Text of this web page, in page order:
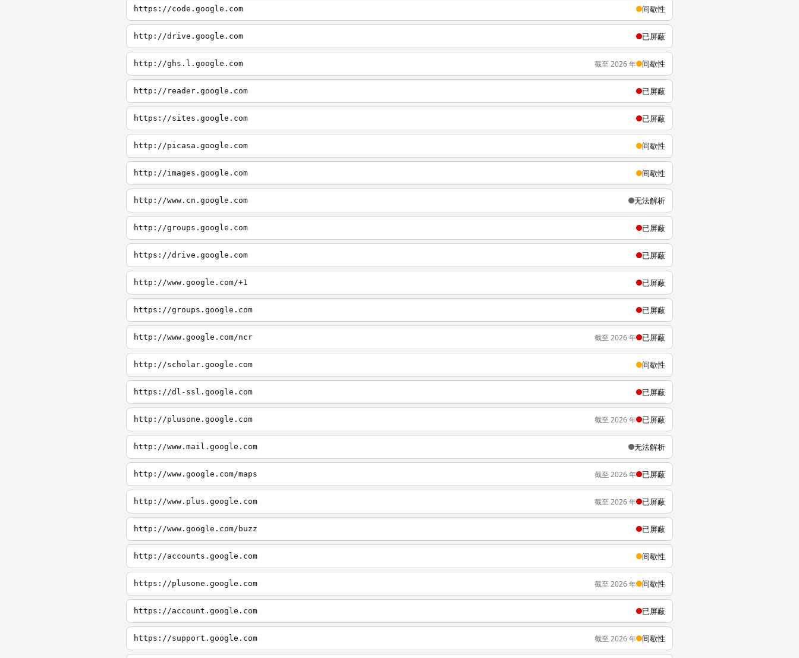
https://code.google.com 间歇性
http://drive.google.com 已屏蔽
http://ghs.l.google.com 截至 2026 年 间歇性
http://reader.google.com 已屏蔽
https://sites.google.com 已屏蔽
http://picasa.google.com 间歇性
http://images.google.com 间歇性
http://www.cn.google.com 无法解析
http://groups.google.com 已屏蔽
https://drive.google.com 已屏蔽
http://www.google.com/+1 已屏蔽
https://groups.google.com 已屏蔽
http://www.google.com/ncr 截至 2026 年 已屏蔽
http://scholar.google.com 间歇性
https://dl-ssl.google.com 已屏蔽
http://plusone.google.com 截至 2026 年 已屏蔽
http://www.mail.google.com 无法解析
http://www.google.com/maps 截至 2026 年 已屏蔽
http://www.plus.google.com 截至 2026 年 已屏蔽
http://www.google.com/buzz 已屏蔽
http://accounts.google.com 间歇性
https://plusone.google.com 截至 2026 年 间歇性
https://account.google.com 已屏蔽
https://support.google.com 截至 2026 年 间歇性